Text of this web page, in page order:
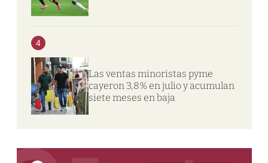
4
Las ventas minoristas pyme
cayeron 3,8% en julio y acumulan
siete meses en baja